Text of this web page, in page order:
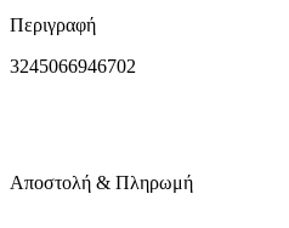
Τροφοδοτικά
Περιγραφή
3245066946702
Αποστολή & Πληρωμή